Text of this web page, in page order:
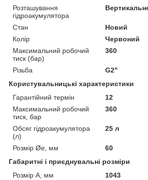
Розташування
гідроакумулятора
Стан
Новий
Колір
Червоний
Максимальний робочий
тиск (бар)
360
Різьба
G2"
Користувальницькі характеристики
Гарантійний термін
12
Максимальний робочий
тиск, бар
360
Обсяг гідроакумулятора
(л)
25 л
Розмір Øe, мм
60
Габаритні і приєднувальні розміри
Розмір A, мм
1043